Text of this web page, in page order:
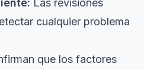
Las revisiones
cualquier problema
que los factores